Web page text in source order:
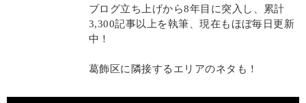
ブログ立ち上げから8年目に突入し、累計
3,300記事以上を執筆、現在もほぼ毎日更新
中！
葛飾区に隣接するエリアのネタも！